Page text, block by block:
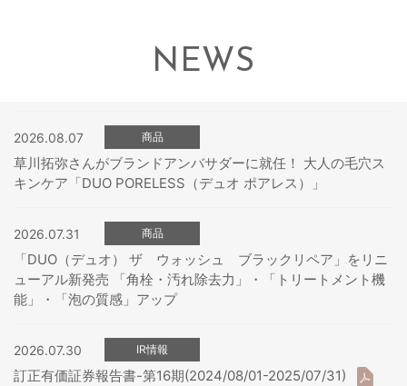
NEWS
2026.08.07 商品
草川拓弥さんがブランドアンバサダーに就任！ 大人の毛穴ス
キンケア「DUO PORELESS（デュオ ポアレス）」
2026.07.31 商品
「DUO（デュオ） ザ ウォッシュ ブラックリペア」をリニ
ューアル新発売 「角栓・汚れ除去力」・「トリートメント機
能」・「泡の質感」アップ
2026.07.30 IR情報
訂正有価証券報告書-第16期(2024/08/01-2025/07/31)